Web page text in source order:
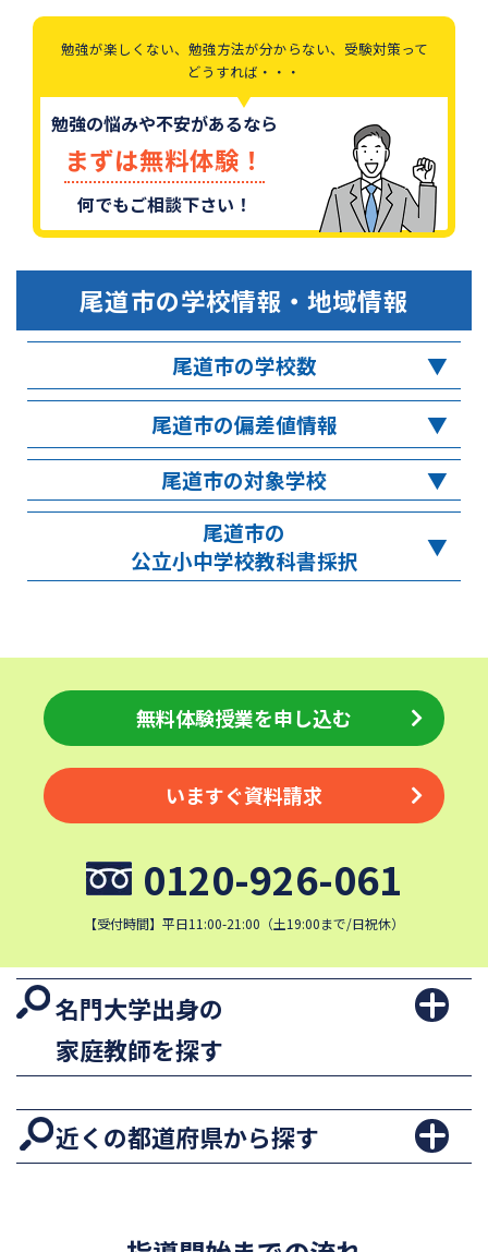
勉強が楽しくない、勉強方法が分からない、受験対策って
どうすれば・・・
勉強の悩みや不安があるなら
まずは無料体験！
何でもご相談下さい！
尾道市の学校情報・地域情報
尾道市の学校数
尾道市の偏差値情報
尾道市の対象学校
尾道市の
公立小中学校教科書採択
無料体験授業を申し込む
いますぐ資料請求
0120-926-061
【受付時間】平日11:00-21:00（土19:00まで/日祝休）
名門大学出身の
家庭教師を探す
近くの都道府県から探す